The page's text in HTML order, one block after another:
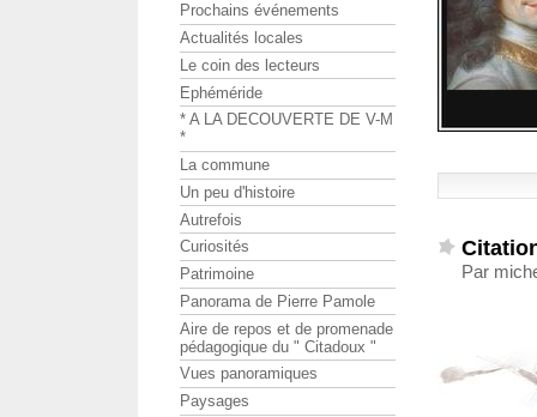
Par
Prochains événements
Actualités locales
Le coin des lecteurs
Ephéméride
* A LA DECOUVERTE DE V-M
*
La commune
Un peu d'histoire
Autrefois
Curiosités
Patrimoine
Panorama de Pierre Pamole
Aire de repos et de promenade
pédagogique du " Citadoux "
Vues panoramiques
Paysages